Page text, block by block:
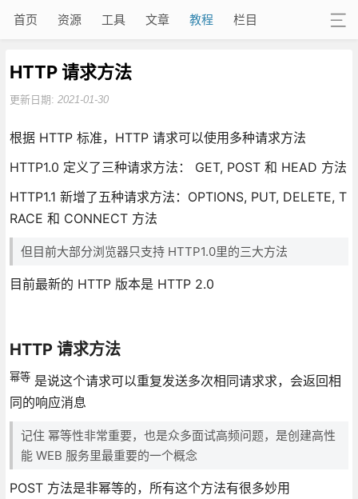
首页 资源 工具 文章 教程 栏目
HTTP 请求方法
更新日期: 2021-01-30
根据 HTTP 标准，HTTP 请求可以使用多种请求方法
HTTP1.0 定义了三种请求方法： GET, POST 和 HEAD 方法
HTTP1.1 新增了五种请求方法：OPTIONS, PUT, DELETE, T
RACE 和 CONNECT 方法
但目前大部分浏览器只支持 HTTP1.0里的三大方法
目前最新的 HTTP 版本是 HTTP 2.0
HTTP 请求方法
幂等是说这个请求可以重复发送多次相同请求求，会返回相
同的响应消息
记住 幂等性非常重要，也是众多面试高频问题，是创建高性
能 WEB 服务里最重要的一个概念
POST 方法是非幂等的，所有这个方法有很多妙用